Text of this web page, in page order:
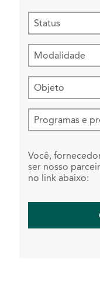
Você,
ser nosso
no link abaixo: